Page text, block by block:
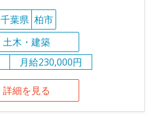
千葉県 柏市
土木・建築
月給230,000円
詳細を見る